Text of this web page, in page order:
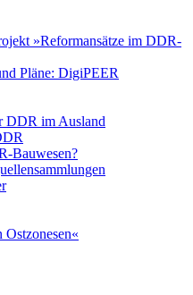
»Reformansätze im DDR-
Pläne: DigiPEER
DDR im Ausland
Bauwesen?
Ostzonesen«